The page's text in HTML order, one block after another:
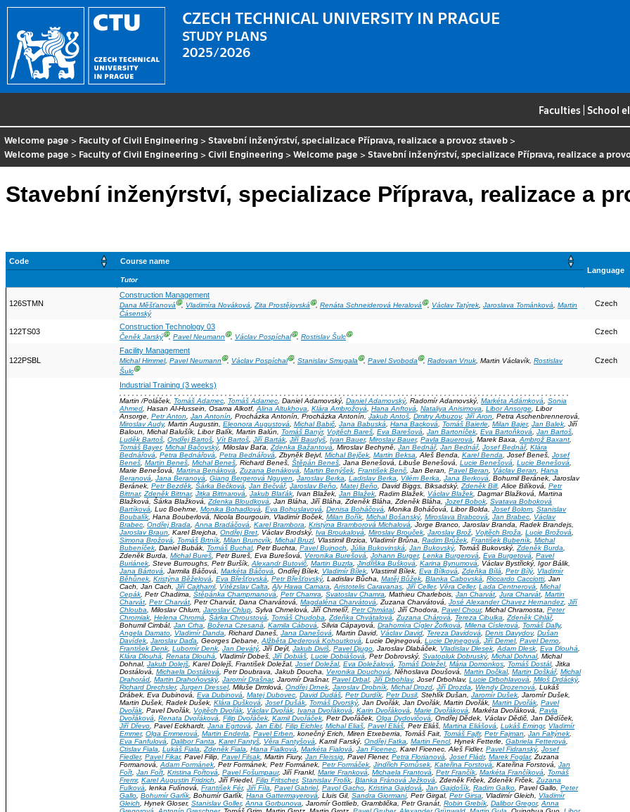
CZECH TECHNICAL UNIVERSITY IN PRAGUE
STUDY PLANS
2025/2026
Faculties School
Welcome page > Faculty of Civil Engineering >Stavební inženýrství, specializace Příprava, realizace a provoz staveb >
Welcome page > Faculty of Civil Engineering >Civil Engineering >Welcome page >Stavební inženýrství, specializace Příprava, realizace a
Stavební inženýrství, specializace Příprava, realizace a
Code
Course name
Language
Tutor
126STMN
Construction Management
Dana MěšťanováⒼ, Vladimíra Nováková,Zita ProstějovskáⒼ, Renáta Schneiderová HeralováⒼ, Václav Tatýrek, Jaroslava Tománková, Martin
Čásenský
Czech
122TS03
Construction Technology 03
Čeněk JarskýⒼ, Pavel NeumannⒼ, Václav PospíchalⒼ, Rostislav ŠulcⒼ Czech
122PSBL
Facility Management
Michal Himmel, Pavel NeumannⒼ, Václav PospíchalⒼ, Stanislav SmugalaⒼ, Pavel SvobodaⒼ, Radovan Vnuk, Martin Václavík, Rostislav
ŠulcⒼ
Czech
Industrial Training (3 weeks)
, , , , , , , , , , , , , , , , , , , , , , , , , , , , , , , , , , , , , , , , , , , , , , , , , , , , , , , , , , , , , , , , , , , , , , , , , , , , , , , , , , , , , , , , , , , , , , , , , , , , , , , , , , ,
Martin /Poláček, Tomáš Adamec, Tomáš Adamec, Daniel Adamovský, Daniel Adamovský, Radomír Adamovský, Markéta Adámková, Sonia
Ahmed, Hasan Al-Hussein, Osama Alkotf,Alina Altukhova, Klára Ambrožová, Hana Anftová, Nataliya Anisimova, Libor Ansorge, Libor
Ansorge, Petr Anton, Jan Antonín, Procházka Antonín, Procházka Antonín, Jakub Antoš, Dmitry Arbuzov, Jiří Aron, Petra Aschenbrennerová,
Miroslav Audy, Martin Augustin, Eleonora Augustová, Michal Babič, Jana Babuská, Hana Backová, Tomáš Baierle, Milan Bajer, Jan Balek, Jiří
Baloun, Michal Balušík, Libor Balík, Martin Balún, Tomáš Banýr, Vojtěch Bareš, Eva Barešová, Jan Bartoníček, Eva Bartoňková, Jan Bartoš,
Luděk Bartoš, Ondřej Bartoš, Vít Bartoš, Jiří Barták, Jiří Baudyš, Ivan Bauer, Miroslav Bauer, Pavla Bauerová, Marek Baxa,Ambrož Baxant,
Tomáš Bayer, Michal Bačovský, Miloslav Baťa,Zdenka Bažantová, Miroslav Bechyně, Jan Bednář, Jan Bednář, Josef Bednář, Klára
Bednářová, Petra Bednářová, Petra Bednářová, Zbyněk Bejvl, Michal Bejček, Martin Beksa, Aleš Benda, Karel Benda, Josef Beneš, Josef
Beneš, Martin Beneš, Michal Beneš, Richard Beneš, Štěpán Beneš, Jana Benešová, Libuše Benešová, Lucie Benešová, Lucie Benešová,
Marie Benešová, Martina Benáková,Zuzana Benáková, Martin Benýšek, František Benč, Jan Beran, Pavel Beran, Václav Beran, Hana
Beranová, Jana Beranová, Giang Bergerová Nguyen, Jaroslav Berka, Ladislav Berka, Vilém Berka, Jana Berková, Bohumil Beránek, Jaroslav
Beránek, Petr Bezděk, Šárka Bečková, Jan Bečvář, Jaroslav Beňo, Matej Beňo, David Biggs, Biksadský,Zdeněk Bill, Alice Bilíková, Petr
Bittnar,Zdeněk Bittnar, Jitka Bittnarová, Jakub Blaťák, Ivan Blažek, Jan Blažek, Radim Blažek, Václav Blažek, Dagmar Blažková, Martina
Blažková, Šárka Blažková,Zdenka Bloudková, Jan Bláha, Jiří Bláha, Zdeněk Bláha, Zdeněk Bláha, Jozef Bobok, Svatava Boboková
Bartíková, Luc Boehme, Monika Bohadlová, Eva Bohuslavová, Denisa Boháčová, Monika Boháčová, Libor Bolda, Josef Bolom, Stanislav
Boubalík, Hana Bouberlová, Nicola Bourgouin, Vladimír Boček, Milan Bořík, Michal Bošanský, Miroslava Brabcová, Jan Brabec, Václav
Brabec, Ondřej Brada,Anna Bradáčová, Karel Brambora, Kristýna Bramborová Michalová, Jorge Branco, Jaroslav Branda, Radek Brandejs,
Jaroslav Braun, Karel Brejcha, Ondřej Bret, Václav Brodský, Iva Broukalová, Miroslav Brouček, Jaroslav Brož, Vojtěch Broža, Lucie Brožová,
Simona Brožová, Tomáš Brtník, Milan Bruncvík, Michal Bruzl, Vlastimil Brzica, Vladimír Brůna, Radim Brůžek, František Bubeník, Michal
Bubeníček, Daniel Bubák, Tomáš Buchal, Petr Buchta, Pavel Bujnoch, Júlia Bukovinská, Jan Bukovský, Tomáš Bukovský,Zdeněk Burda,
Zdeněk Burda, Michal Bureš, Petr Bureš, Eva Burešová, Veronika Burešová, Johann Burger, Lenka Burgerová, Eva Burgetová, Pavel
Buriánek, Steve Burroughs, Petr Buršík,Alexandr Butovič, Martin Buzrla, Jindřiška Bušková, Karina Bynumová, Václav Bystřický, Igor Bálik,
Jana Bártová, Jarmila Báčová, Markéta Báčová, Ondřej Bílek, Vladimír Bílek, Vlastimil Bílek, Eva Bílková,Zdeňka Bílá, Petr Bílý, Vladimír
Běhůnek, Kristýna Běželová, Eva Břešťovská, Petr Břešťovský, Ladislav Bůcha, Matěj Bůžek, Blanka Cabovská, Riccardo Cacciotti, Jan
Cach, Jan Cach, Jiří Cajthaml, Vítězslav Calta,Aly Hawa Camara,Aristotelis Caravanas, Jiří Celler, Věra Celler, Lada Centnerová, Michal
Cepák, Petr Chadima, Štěpánka Champmanová, Petr Chamra, Svatoslav Chamra, Mathieu Charlebois, Jan Charvát, Jura Charvát, Martin
Charvát, Petr Charvát, Petr Charvát, Dana Charvátová, Magdaléna Charvátová, Zuzana Charvátová, José Alexander Chavez Hernandez, Jiří
Chlouba, Miloslav Chlum, Jaroslav Chlup, Sylva Chmelová, Jiří Chmelíř, Petr Chmátal, Jiří Chodora, Pavel Chour, Michal Chramosta, Peter
Chromiak, Helena Chromá, Šárka Chroustová, Tomáš Chudoba,Zdeňka Chvátalová,Zuzana Chárová, Tereza Cibulka,Zdeněk Cihlář,
Bohumil Cimbál, Jan Crha, Božena Czesaná, Kamila Cábová, Silvia Cápayová, Drahomíra Cígler Žofková, Milena Císlerová, Tomáš Dally,
Angela Damato, Vladimír Danda, Richard Daneš, Jana Danešová, Martin David, Václav David, Tereza Davidová, Denis Davydov, Dušan
Davídek, Jaroslav Daďa, Georges Debane,Alžběta Dederová Kohoutková, Lucie Dejnegová, Lucie Dejnegová, Jiří Demel, Pavel Demo,
František Denk, Lubomír Denk, Jan Devátý, Jiří Deýl, Jakub Diviš, Pavel Djugo, Jaroslav Dlabáček, Vladislav Dlesek,Adam Dlesk, Eva Dlouhá,
Klára Dlouhá, Renata Dlouhá, Vladimír Dobeš, Jiří Dobiáš, Lucie Dobiášová, Petr Dobrovský, Svatopluk Dobruský, Michal Dohnal, Michal
Dohnal, Jakub Dolejš, Karel Dolejš, František Doležal, Josef Doležal, Eva Doležalová, Tomáš Doležel, Mária Domonkos, Tomáš Dostál, Jitka
Dostálová, Michaela Dostálová, Petr Doubrava, Jakub Doucha, Veronika Douchová, Něhoslava Doušová, Martin Dočkal, Martin Doškář, Michal
Drahorád, Martin Drahoňovský, Jaromír Drašnar, Jaromír Drašnar, Pavel Drbal, Jiří Drbohlav, Josef Drbohlav, Lucie Drbohlavová, Miloš Drdácký,
Richard Drechsler, Jurgen Dressel, Miluše Drmlová, Ondřej Drnek, Jaroslav Drobník, Michal Drozd, Jiří Drozda, Wendy Drozenová, Lukáš
Drábek, Eva Dubinová, Eva Dubinová, Matej Dubovec, David Dudáš, Petr Durdík, Petr Dusil, Stehlík Dušan, Jaromír Dušek, Jaromír Dušek,
Martin Dušek, Radek Dušek, Klára Dušková, Josef Dušák, Tomáš Dvorský, Jan Dvořák, Jan Dvořák, Martin Dvořák, Martin Dvořák, Pavel
Dvořák, Pavel Dvořák, Vojtěch Dvořák, Václav Dvořák, Ivana Dvořáková, Karin Dvořáková, Marie Dvořáková, Markéta Dvořáková, Pavla
Dvořáková, Renata Dvořáková, Filip Dvořáček, Kamil Dvořáček, Petr Dvořáček, Olga Dydovičová, Ondřej Dědek, Václav Dědič, Jan Dědíček,
Jiří Dřevo, Pavel Eckhardt, Jana Egrtová, Jan Eibl, Filip Eichler, Michal Eliaš, Pavel Eliáš, Petr Eliáš, Martina Eliášová, Lukáš Emingr, Vladimír
Emmer, Olga Emmerová, Martin Enderla, Pavel Erben, konečný Erich, Miren Etxeberria, Tomáš Fait, Tomáš Fajfr, Petr Fajman, Jan Faltýnek,
Eva Fanfulová, Dalibor Fanta, Karel Fantyš, Věra Fantyšová, Kamil Farský, Ondřej Fatka, Martin Fencl, Hynek Fetterle, Gabriela Fetterová,
Ctislav Fiala, Lukáš Fiala,Zdeněk Fiala, Hana Fialková, Markéta Fialová, Jan Ficenec, Karel Ficenec, Aleš Fidler, Pavel Fidranský, Josef
Fiedler, Pavel Fikar, Pavel Filip, Pavel Filsak, Martin Fiury, Jan Fleissig, Pavel Flener, Petra Florianová, Josef Fládr, Marek Foglar, Zuzana
Formanová,Adam Formánek, Petr Formánek, Petr Formánek, Petr Formáček, Jindřich Fornůsek, Kateřina Forstová, Kateřina Forstová, Jan
Fořt, Jan Fořt, Kristina Fořtová, Pavel Fošumpaur, Jiří Frankl, Marie Franková, Michaela Frantová, Petr Frančík, Markéta Frančíková, Tomáš
Fremr, Karel Augustin Fridrich, Jiří Friedel, Filip Fritscher, Stanislav Frolík, Blanka Fránová Ježková, Zdeněk Frček, Zdeněk Frček,Zuzana
Fulková, lenka Fulínová, František Fér, Jiří Fíla, Pavel Gabriel, Pavol Gacho, Kristina Gajdová, Jan Gajdošík, Radim Galko, Pavel Gallo, Peter
Gallo, Bohumír Garlík, Bohumír Garlík, Hana Gattermayerová, Lluis Gil, Sandra Giormani, Petr Girgal, Petr Girsa, Vladimír Gleich, Vladimír
Gleich, Hynek Gloser, Stanislav Goller,Anna Gorbunova, Jaromír Gottlieb, Gramblička, Petr Granát, Robin Grebík, Dalibor Gregor,Anna